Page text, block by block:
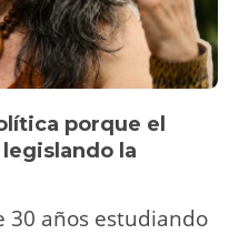
porque el
la
30 años estudiando